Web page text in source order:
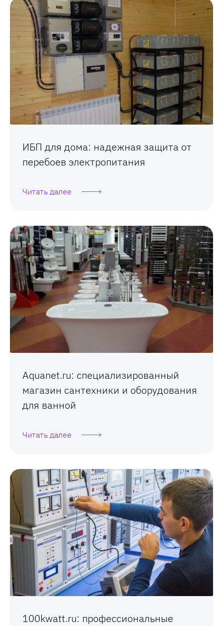
ИБП для дома: надежная защита от
перебоев электропитания
Читать далее
Aquanet.ru: специализированный
магазин сантехники и оборудования
для ванной
Читать далее
100kwatt.ru: профессиональные